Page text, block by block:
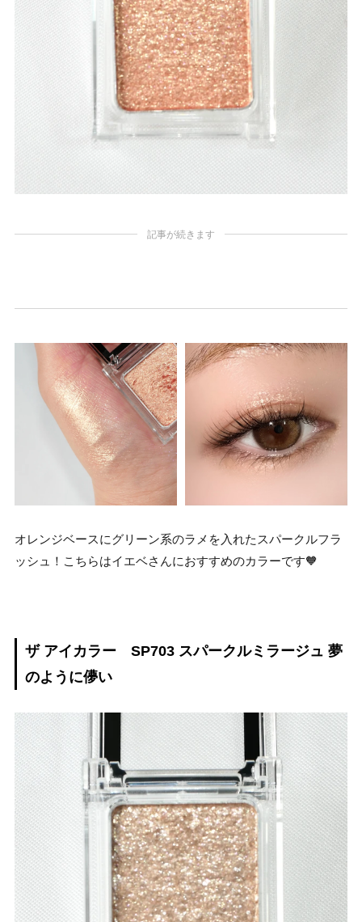
記事が続きます
オレンジベースにグリーン系のラメを入れたスパークルフラ
ッシュ！こちらはイエベさんにおすすめのカラーです🧡
ザ アイカラー SP703 スパークルミラージュ 夢
のように儚い